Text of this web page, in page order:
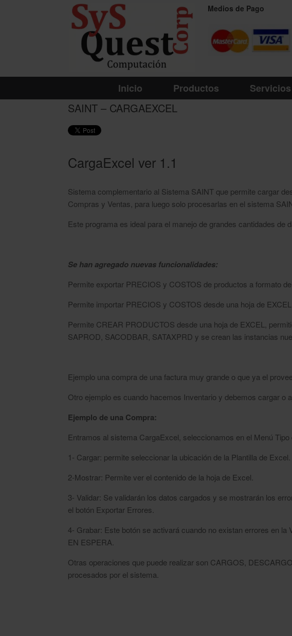
Medios de Pago
Inicio Productos Servicios
SAINT – CARGAEXCEL
CargaExcel ver 1.1
Sistema complementario al Sistema SAINT que permite cargar
Compras y Ventas, para luego solo procesarlas en el sistema
Este programa es ideal para el manejo de grandes cantidades de
Se han agregado nuevas funcionalidades:
Permite exportar PRECIOS y COSTOS de productos a formato
Permite importar PRECIOS y COSTOS desde una hoja de
Permite CREAR PRODUCTOS desde una hoja de EXCEL,
SAPROD, SACODBAR, SATAXPRD y se crean las instancias
Ejemplo una compra de una factura muy grande o que ya el
Otro ejemplo es cuando hacemos Inventario y debemos cargar o
Ejemplo de una Compra:
Entramos al sistema CargaExcel, seleccionamos en el Menú
1- Cargar: permite seleccionar la ubicación de la Plantilla de Excel.
2-Mostrar: Permite ver el contenido de la hoja de Excel.
3- Validar: Se validarán los datos cargados y se mostrarán los
el botón Exportar Errores.
4- Grabar: Este botón se activará cuando no existan errores en
EN ESPERA.
Otras operaciones que puede realizar son CARGOS,
procesados por el sistema.